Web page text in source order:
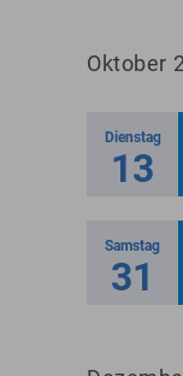
Oktober
Dienstag
13
Samstag
31